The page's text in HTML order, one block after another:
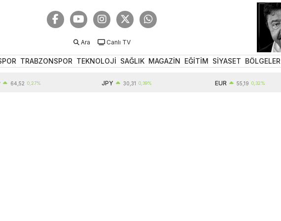
Ara Canlı TV
TRABZONSPOR TEKNOLOJİ SAĞLIK MAGAZİN EĞİTİM SİYASET BÖLGELER
0,27% 30,31 0,39% 55,19 0,32%